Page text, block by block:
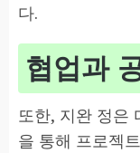
다.
협업과
또한, 지완 정은
을 통해 프로젝